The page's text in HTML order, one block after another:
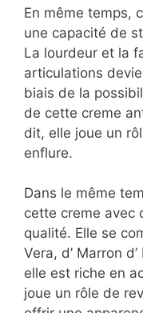
En même temps,
une capacité de
La lourdeur et la
articulations
biais de la
de cette creme
dit, elle joue un
enflure.
Dans le même
cette creme avec
qualité. Elle se
Vera, d’ Marron
elle est riche en
joue un rôle de